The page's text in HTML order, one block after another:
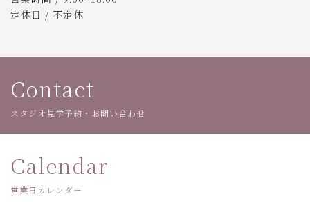
定休日 / 不定休
Contact
スタジオ見学予約・お問い合わせ
Calendar
営業日カレンダー